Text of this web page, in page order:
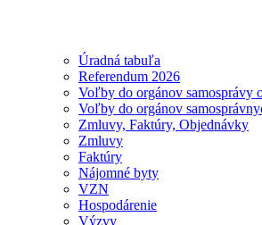
Úradná tabuľa
Referendum 2026
Voľby do orgánov samosprávy
Voľby do orgánov
Zmluvy, Faktúry, Objednávky
Zmluvy
Faktúry
Nájomné byty
VZN
Hospodárenie
Výzvy